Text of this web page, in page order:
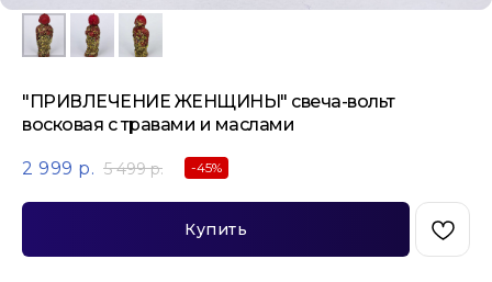
"ПРИВЛЕЧЕНИЕ ЖЕНЩИНЫ" свеча-вольт
восковая с травами и маслами
2 999 р. 5 499 р. -45%
Купить